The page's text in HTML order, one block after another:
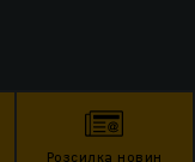
Розсилка новин